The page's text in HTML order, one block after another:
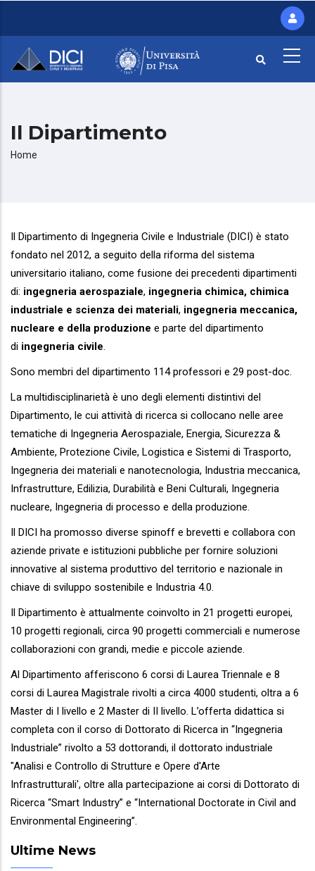
contenuto
principale
Il Dipartimento
Briciole
Home
Il Dipartimento di Ingegneria Civile e Industriale (DICI) è stato
fondato nel 2012, a seguito della riforma del sistema
universitario italiano, come fusione dei precedenti dipartimenti
di: ingegneria aerospaziale, ingegneria chimica, chimica
industriale e scienza dei materiali, ingegneria meccanica,
nucleare e della produzione e parte del dipartimento
di ingegneria civile.
Sono membri del dipartimento 114 professori e 29 post-doc.
La multidisciplinarietà è uno degli elementi distintivi del
Dipartimento, le cui attività di ricerca si collocano nelle aree
tematiche di Ingegneria Aerospaziale, Energia, Sicurezza &
Ambiente, Protezione Civile, Logistica e Sistemi di Trasporto,
Ingegneria dei materiali e nanotecnologia, Industria meccanica,
Infrastrutture, Edilizia, Durabilità e Beni Culturali, Ingegneria
nucleare, Ingegneria di processo e della produzione.
Il DICI ha promosso diverse spinoff e brevetti e collabora con
aziende private e istituzioni pubbliche per fornire soluzioni
innovative al sistema produttivo del territorio e nazionale in
chiave di sviluppo sostenibile e Industria 4.0.
Il Dipartimento è attualmente coinvolto in 21 progetti europei,
10 progetti regionali, circa 90 progetti commerciali e numerose
collaborazioni con grandi, medie e piccole aziende.
Al Dipartimento afferiscono 6 corsi di Laurea Triennale e 8
corsi di Laurea Magistrale rivolti a circa 4000 studenti, oltra a 6
Master di I livello e 2 Master di II livello. L’offerta didattica si
completa con il corso di Dottorato di Ricerca in “Ingegneria
Industriale” rivolto a 53 dottorandi, il dottorato industriale
"Analisi e Controllo di Strutture e Opere d'Arte
Infrastrutturali', oltre alla partecipazione ai corsi di Dottorato di
Ricerca “Smart Industry” e “International Doctorate in Civil and
Environmental Engineering”.
Ultime News